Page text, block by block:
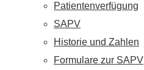
Patientenverfügung
SAPV
Historie und Zahlen
Formulare zur SAPV